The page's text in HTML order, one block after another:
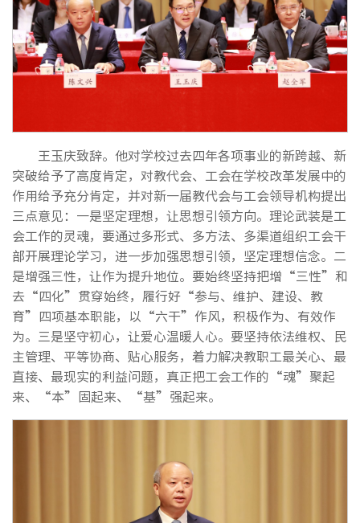
王玉庆致辞。他对学校过去四年各项事业的新跨越、新
突破给予了高度肯定，对教代会、工会在学校改革发展中的
作用给予充分肯定，并对新一届教代会与工会领导机构提出
三点意见：一是坚定理想，让思想引领方向。理论武装是工
会工作的灵魂，要通过多形式、多方法、多渠道组织工会干
部开展理论学习，进一步加强思想引领，坚定理想信念。二
是增强三性，让作为提升地位。要始终坚持把增“三性”和
去“四化”贯穿始终，履行好“参与、维护、建设、教
育”四项基本职能，以“六干”作风，积极作为、有效作
为。三是坚守初心，让爱心温暖人心。要坚持依法维权、民
主管理、平等协商、贴心服务，着力解决教职工最关心、最
直接、最现实的利益问题，真正把工会工作的“魂”聚起
来、“本”固起来、“基”强起来。